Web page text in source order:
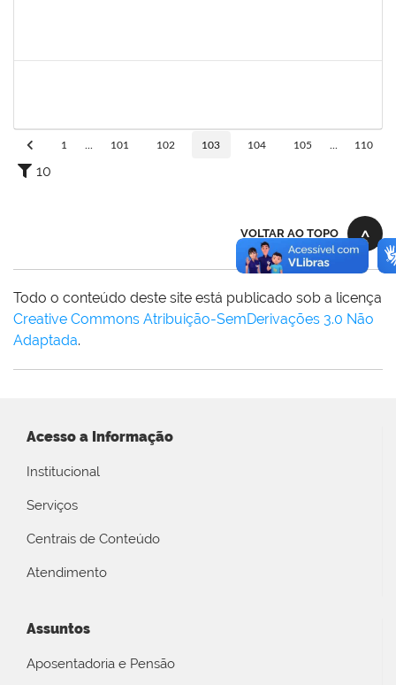
1 101 102 103 104 105 110
10
VOLTAR AO TOPO
Todo o conteúdo deste site está publicado sob a licença
Creative Commons Atribuição-SemDerivações 3.0 Não
Adaptada.
Acesso a Informação
Institucional
Serviços
Centrais de Conteúdo
Atendimento
Assuntos
Aposentadoria e Pensão